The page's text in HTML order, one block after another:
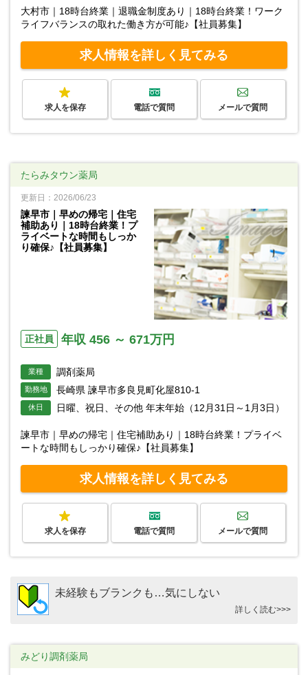
大村市｜18時台終業｜退職金制度あり｜18時台終業！ワーク
ライフバランスの取れた働き方が可能♪【社員募集】
求人情報を詳しく見てみる
求人を保存 電話で質問 メールで質問
たらみタウン薬局
更新日：2026/06/23
諫早市｜早めの帰宅｜住宅
補助あり｜18時台終業！プ
ライベートな時間もしっか
り確保♪【社員募集】
正社員 年収 456 ～ 671万円
業種 調剤薬局
勤務地 長崎県 諫早市多良見町化屋810-1
休日 日曜、祝日、その他 年末年始（12月31日～1月3日）
諫早市｜早めの帰宅｜住宅補助あり｜18時台終業！プライベ
ートな時間もしっかり確保♪【社員募集】
求人情報を詳しく見てみる
求人を保存 電話で質問 メールで質問
未経験もブランクも…気にしない
詳しく読む>>>
みどり調剤薬局